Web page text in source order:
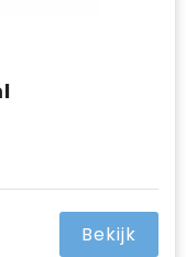
Bekijk